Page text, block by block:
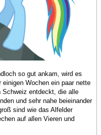
so gut ankam, wird es
Wochen ein paar nette
Schweiz entdeckt, die alle
und sehr nahe beieinander
sind wie das Alfelder
auf allen Vieren und